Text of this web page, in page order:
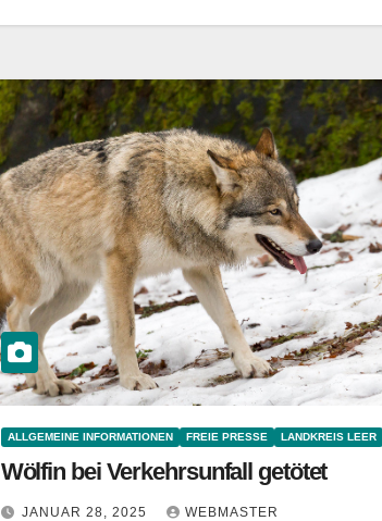
ALLGEMEINE INFORMATIONEN FREIE PRESSE LANDKREIS LEER
Wölfin bei Verkehrsunfall getötet
JANUAR 28, 2025 WEBMASTER